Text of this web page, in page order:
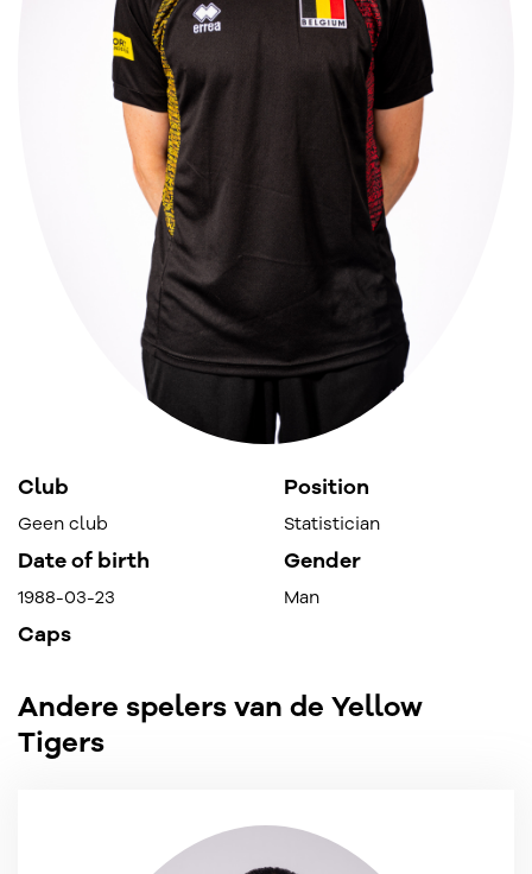
Club
Geen club
Position
Statistician
Date of birth
1988-03-23
Gender
Man
Caps
Andere spelers van de Yellow
Tigers